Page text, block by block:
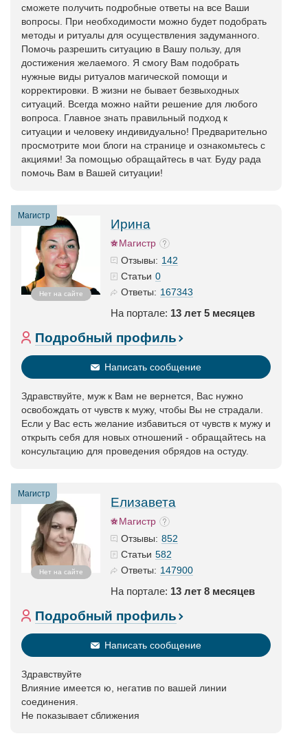
сможете получить подробные ответы на все Ваши
вопросы. При необходимости можно будет подобрать
методы и ритуалы для осуществления задуманного.
Помочь разрешить ситуацию в Вашу пользу, для
достижения желаемого. Я смогу Вам подобрать
нужные виды ритуалов магической помощи и
корректировки. В жизни не бывает безвыходных
ситуаций. Всегда можно найти решение для любого
вопроса. Главное знать правильный подход к
ситуации и человеку индивидуально! Предварительно
просмотрите мои блоги на странице и ознакомьтесь с
акциями! За помощью обращайтесь в чат. Буду рада
помочь Вам в Вашей ситуации!
Магистр
Нет на сайте
Ирина
Магистр
Отзывы: 142
Статьи 0
Ответы: 167343
На портале: 13 лет 5 месяцев
Подробный профиль
Написать сообщение
Здравствуйте, муж к Вам не вернется, Вас нужно
освобождать от чувств к мужу, чтобы Вы не страдали.
Если у Вас есть желание избавиться от чувств к мужу и
открыть себя для новых отношений - обращайтесь на
консультацию для проведения обрядов на остуду.
Магистр
Нет на сайте
Елизавета
Магистр
Отзывы: 852
Статьи 582
Ответы: 147900
На портале: 13 лет 8 месяцев
Подробный профиль
Написать сообщение
Здравствуйте
Влияние имеется ю, негатив по вашей линии
соединения.
Не показывает сближения